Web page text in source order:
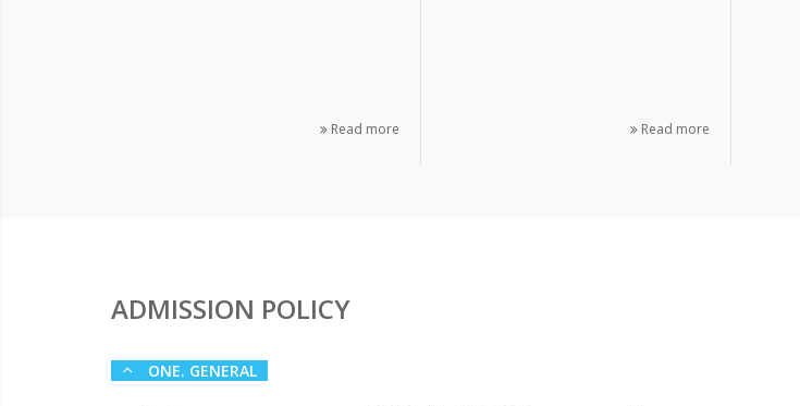
Read more Read more
ADMISSION POLICY
ONE. GENERAL